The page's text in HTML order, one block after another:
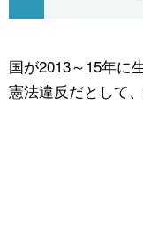
社会
旅と暮らし
科学・技術
暮らし
国が2013～15年に
憲法違反だとして